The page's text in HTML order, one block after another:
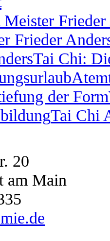
Frieder
Tai Chi:
der Form
Tai Chi
20
am Main